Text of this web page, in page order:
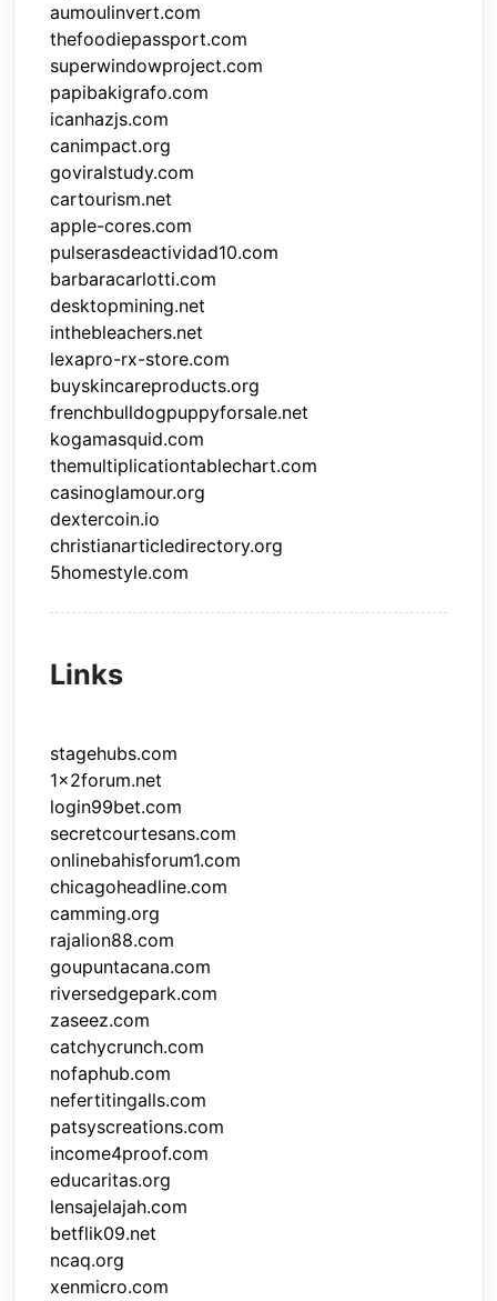
aumoulinvert.com
thefoodiepassport.com
superwindowproject.com
papibakigrafo.com
icanhazjs.com
canimpact.org
goviralstudy.com
cartourism.net
apple-cores.com
pulserasdeactividad10.com
barbaracarlotti.com
desktopmining.net
inthebleachers.net
lexapro-rx-store.com
buyskincareproducts.org
frenchbulldogpuppyforsale.net
kogamasquid.com
themultiplicationtablechart.com
casinoglamour.org
dextercoin.io
christianarticledirectory.org
5homestyle.com
Links
stagehubs.com
1x2forum.net
login99bet.com
secretcourtesans.com
onlinebahisforum1.com
chicagoheadline.com
camming.org
rajalion88.com
goupuntacana.com
riversedgepark.com
zaseez.com
catchycrunch.com
nofaphub.com
nefertitingalls.com
patsyscreations.com
income4proof.com
educaritas.org
lensajelajah.com
betflik09.net
ncaq.org
xenmicro.com